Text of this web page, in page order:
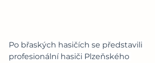
Po břaských hasičích se představili
profesionální hasiči Plzeňského